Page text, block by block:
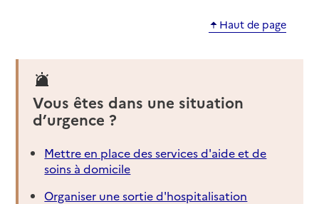
Voir la fiche
Équipe Spécialisée Alzheimer
Source des données : Finess n° 730005139
Mis à jour le : 22/07/2026
Service autonomie à domicile (aide et soins)
Services du CCAS
Adresse
141 chemin du picolet Centre social Jacques
Hochard
73290-La Motte-Servolex
Haut de page
Vous êtes dans une situation
d’urgence ?
Mettre en place des services d'aide et de
soins à domicile
Organiser une sortie d'hospitalisation